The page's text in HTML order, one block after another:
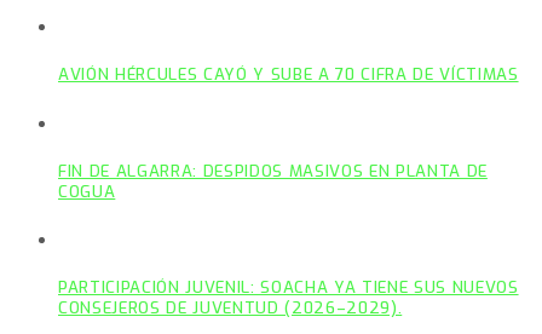
AVIÓN HÉRCULES CAYÓ Y SUBE A 70 CIFRA DE VÍCTIMAS
FIN DE ALGARRA: DESPIDOS MASIVOS EN PLANTA DE
COGUA
PARTICIPACIÓN JUVENIL: SOACHA YA TIENE SUS NUEVOS
CONSEJEROS DE JUVENTUD (2026–2029).